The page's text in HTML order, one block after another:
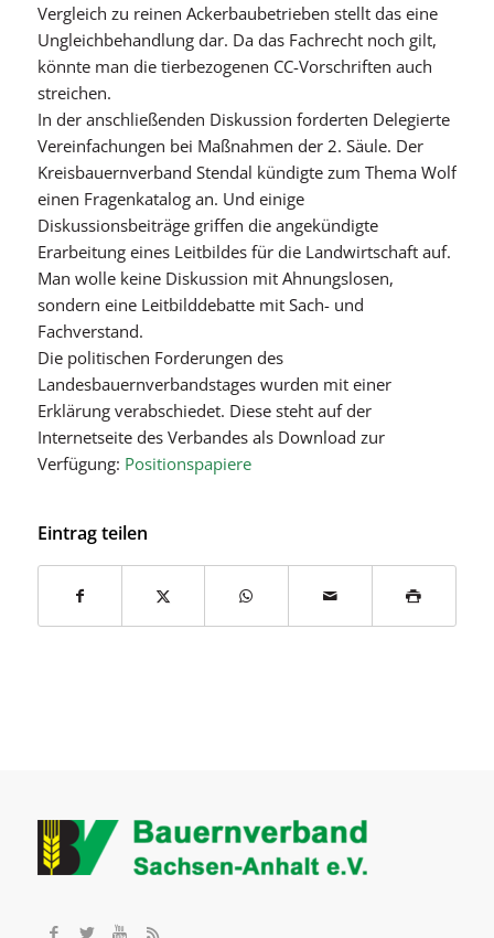
Vergleich zu reinen Ackerbaubetrieben stellt das eine
Ungleichbehandlung dar. Da das Fachrecht noch gilt,
könnte man die tierbezogenen CC-Vorschriften auch
streichen.
In der anschließenden Diskussion forderten Delegierte
Vereinfachungen bei Maßnahmen der 2. Säule. Der
Kreisbauernverband Stendal kündigte zum Thema Wolf
einen Fragenkatalog an. Und einige
Diskussionsbeiträge griffen die angekündigte
Erarbeitung eines Leitbildes für die Landwirtschaft auf.
Man wolle keine Diskussion mit Ahnungslosen,
sondern eine Leitbilddebatte mit Sach- und
Fachverstand.
Die politischen Forderungen des
Landesbauernverbandstages wurden mit einer
Erklärung verabschiedet. Diese steht auf der
Internetseite des Verbandes als Download zur
Verfügung: Positionspapiere
Eintrag teilen